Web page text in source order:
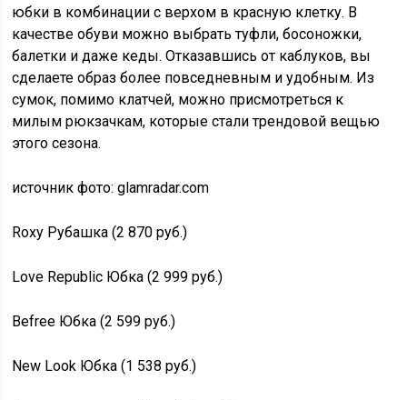
юбки в комбинации с верхом в красную клетку. В
качестве обуви можно выбрать туфли, босоножки,
балетки и даже кеды. Отказавшись от каблуков, вы
сделаете образ более повседневным и удобным. Из
сумок, помимо клатчей, можно присмотреться к
милым рюкзачкам, которые стали трендовой вещью
этого сезона.
источник фото: glamradar.com
Roxy Рубашка (2 870 руб.)
Love Republic Юбка (2 999 руб.)
Befree Юбка (2 599 руб.)
New Look Юбка (1 538 руб.)